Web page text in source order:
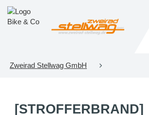
Zweirad Stellwag GmbH
[STROFFERBRAND]